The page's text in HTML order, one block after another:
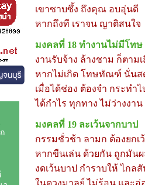
เขาซาบซึ้ง ถึงคุณ อบอุ่นดี
หากถึงที เราจน ญาติสนใจ
มงคลที่ 18 ทำงานไม่มีโทษ
งานรับจ้าง ล้างชาม ก็ตาม
หากไม่เกิด โทษทัณฑ์ นั่นส
เมื่อได้ช่อง ต้องจำ กระทำไ
ได้กำไร ทุกทาง ไม่ว่างงาน
มงคลที่ 19 ละเว้นจากบาป
กรรมชั่วช้า ลามก ต้องยกเ
หากขืนเล่น ด้วยกัน ถูกมัน
งดเว้นบาป กำราบให้ ไกล
ในดวงมาลย์ ไม่ร้อน และอ่